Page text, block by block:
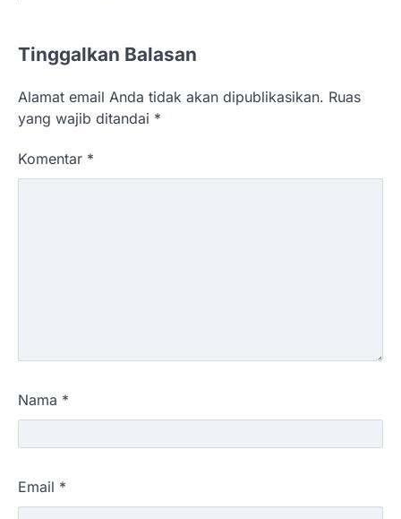
Tinggalkan Balasan
Alamat email Anda tidak akan dipublikasikan. Ruas
yang wajib ditandai *
Komentar *
Nama *
Email *